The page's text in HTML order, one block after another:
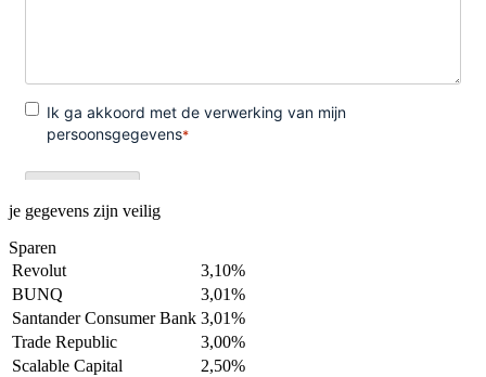
je gegevens zijn veilig
Sparen
Revolut
3,10%
BUNQ
3,01%
Santander Consumer Bank 3,01%
Trade Republic
3,00%
Scalable Capital
2,50%